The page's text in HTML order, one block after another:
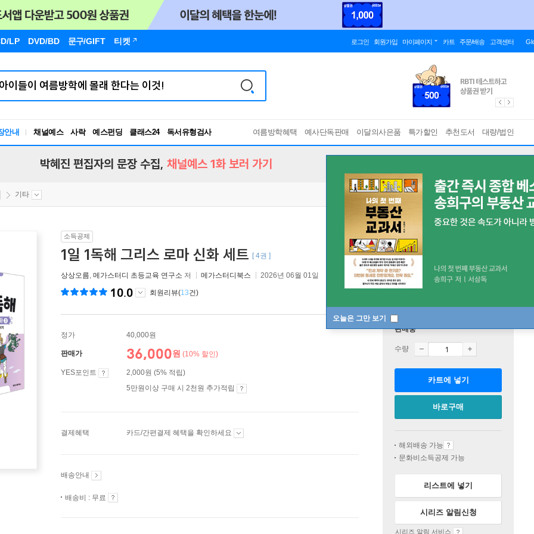
LP DVD/BD 문구/GIFT 티켓 로그인 회원가입 마이페이지 카트 주문/배송 고객센터
안내 채널예스 사락 예스펀딩 클래스24
독서유형검사
RBTI Lab
여름방학혜택 예사단독판매 이달의사은품 특가할인 추천도서 대량/법인
오늘은 그만 보기
박혜진 편집자의 문장 수집, 채널예스 1화 보러 가기
기타
소득공제
1일 1독해 그리스 로마 신화 세트 [ 4권 ]
상상오름, 메가스터디 초등교육 연구소 저 메가스터디북스 2026년 06월 01일
10.0 회원리뷰(13건)
정가 40,000원
판매가 36,000원 (10% 할인)
YES포인트
2,000원 (5% 적립)
5만원이상 구매 시 2천원 추가적립
결제혜택 카드/간편결제 혜택을 확인하세요
배송안내
배송비 : 무료
판매중
수량
카트에 넣기
바로구매
해외배송 가능
문화비소득공제 가능
리스트에 넣기
시리즈 알림신청
시리즈 알림 서비스